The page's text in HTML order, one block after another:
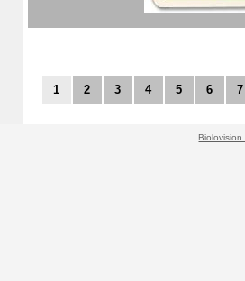
1 2 3 4 5 6 7
Biolovision